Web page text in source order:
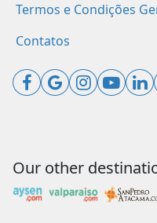
Termos e Condições
Contatos
Our other